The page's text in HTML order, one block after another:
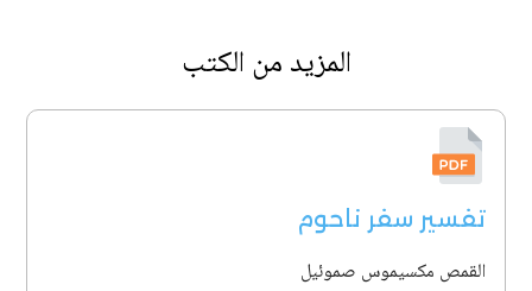
المزيد من الكتب
تفسير سفر ناحوم
القمص مكسيموس صموئيل